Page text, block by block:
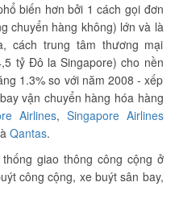
biến hơn bởi 1 cách gọi đơn
chuyển hàng không) lớn và là
cách trung tâm thương mại
tỷ Đô la Singapore) cho nền
1.3% so với năm 2008 - xếp
vận chuyển hàng hóa hàng
Airlines, Singapore Airlines
Qantas.
giao thông công cộng ở
công cộng, xe buýt sân bay,